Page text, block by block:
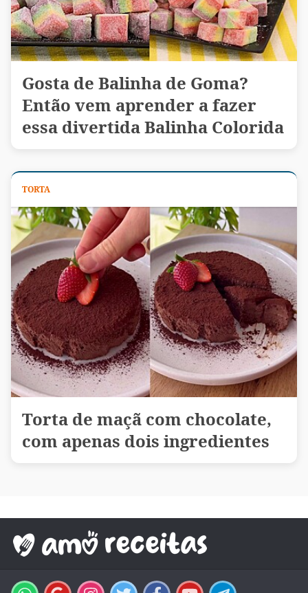
Gosta de Balinha de Goma?
Então vem aprender a fazer
essa divertida Balinha Colorida
TORTA
Torta de maçã com chocolate,
com apenas dois ingredientes